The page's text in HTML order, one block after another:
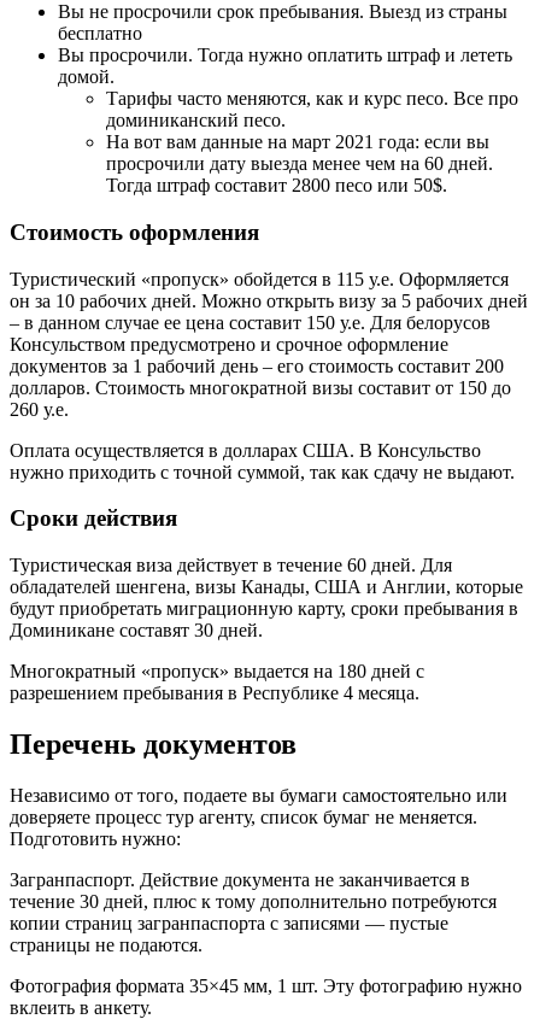
Вы не просрочили срок пребывания. Выезд из страны
бесплатно
Вы просрочили. Тогда нужно оплатить штраф и лететь
домой.
Тарифы часто меняются, как и курс песо. Все про
доминиканский песо.
На вот вам данные на март 2021 года: если вы
просрочили дату выезда менее чем на 60 дней.
Тогда штраф составит 2800 песо или 50$.
Стоимость оформления
Туристический «пропуск» обойдется в 115 у.е. Оформляется
он за 10 рабочих дней. Можно открыть визу за 5 рабочих дней
– в данном случае ее цена составит 150 у.е. Для белорусов
Консульством предусмотрено и срочное оформление
документов за 1 рабочий день – его стоимость составит 200
долларов. Стоимость многократной визы составит от 150 до
260 у.е.
Оплата осуществляется в долларах США. В Консульство
нужно приходить с точной суммой, так как сдачу не выдают.
Сроки действия
Туристическая виза действует в течение 60 дней. Для
обладателей шенгена, визы Канады, США и Англии, которые
будут приобретать миграционную карту, сроки пребывания в
Доминикане составят 30 дней.
Многократный «пропуск» выдается на 180 дней с
разрешением пребывания в Республике 4 месяца.
Перечень документов
Независимо от того, подаете вы бумаги самостоятельно или
доверяете процесс тур агенту, список бумаг не меняется.
Подготовить нужно:
Загранпаспорт. Действие документа не заканчивается в
течение 30 дней, плюс к тому дополнительно потребуются
копии страниц загранпаспорта с записями — пустые
страницы не подаются.
Фотография формата 35×45 мм, 1 шт. Эту фотографию нужно
вклеить в анкету.